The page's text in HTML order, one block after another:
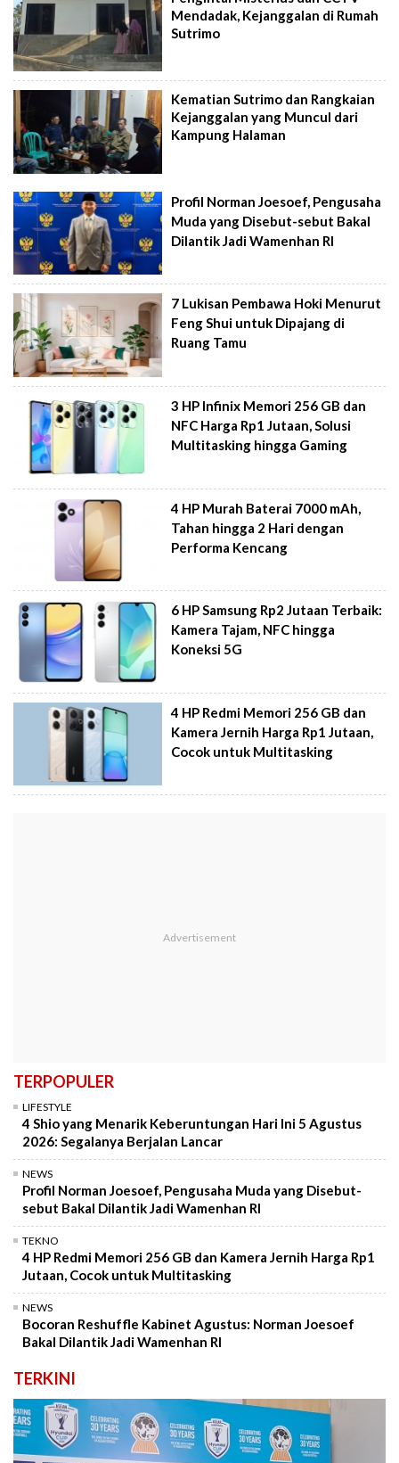
Mendadak, Kejanggalan di Rumah
Sutrimo
Kematian Sutrimo dan Rangkaian
Kejanggalan yang Muncul dari
Kampung Halaman
Profil Norman Joesoef, Pengusaha
Muda yang Disebut-sebut Bakal
Dilantik Jadi Wamenhan RI
7 Lukisan Pembawa Hoki Menurut
Feng Shui untuk Dipajang di
Ruang Tamu
3 HP Infinix Memori 256 GB dan
NFC Harga Rp1 Jutaan, Solusi
Multitasking hingga Gaming
4 HP Murah Baterai 7000 mAh,
Tahan hingga 2 Hari dengan
Performa Kencang
6 HP Samsung Rp2 Jutaan Terbaik:
Kamera Tajam, NFC hingga
Koneksi 5G
4 HP Redmi Memori 256 GB dan
Kamera Jernih Harga Rp1 Jutaan,
Cocok untuk Multitasking
TERPOPULER
LIFESTYLE
4 Shio yang Menarik Keberuntungan Hari Ini 5 Agustus
2026: Segalanya Berjalan Lancar
NEWS
Profil Norman Joesoef, Pengusaha Muda yang Disebut-
sebut Bakal Dilantik Jadi Wamenhan RI
TEKNO
4 HP Redmi Memori 256 GB dan Kamera Jernih Harga Rp1
Jutaan, Cocok untuk Multitasking
NEWS
Bocoran Reshuffle Kabinet Agustus: Norman Joesoef
Bakal Dilantik Jadi Wamenhan RI
TERKINI